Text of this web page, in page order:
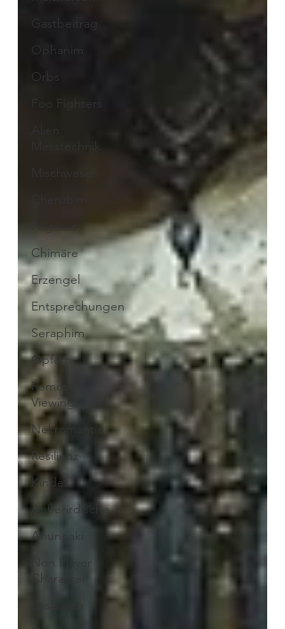
Gastbeitrag
Ophanim
Orbs
Foo Fighters
Messtechnik
Chimäre
Erzengel
Entsprechungen
Seraphim
Opfern
Remote
Viewing
Nekromantie
Resilienz
Kinder
Außerirdische
Anunnaki
Character